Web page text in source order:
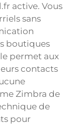
active. Vous
sans
boutiques
permet aux
contacts
Zimbra de
de
pour